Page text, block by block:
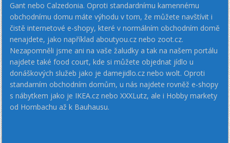
Gant nebo Calzedonia. Oproti standardnímu kamennému
obchodnímu domu máte výhodu v tom, že můžete navštívit i
čistě internetové e-shopy, které v normálním obchodním domě
nenajdete, jako například aboutyou.cz nebo zoot.cz.
Nezapomněli jsme ani na vaše žaludky a tak na našem portálu
najdete také food court, kde si můžete objednat jídlo u
donáškových služeb jako je damejidlo.cz nebo wolt. Oproti
standarním obchodním domům, u nás najdete rovněž e-shopy
s nábytkem jako je IKEA.cz nebo XXXLutz, ale i Hobby markety
od Hornbachu až k Bauhausu.